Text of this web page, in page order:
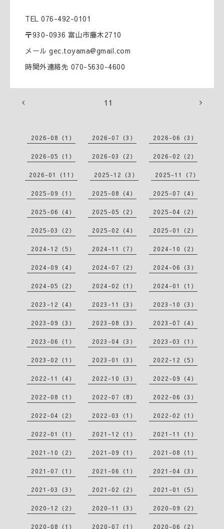
TEL 076-492-0101
〒930-0936 富山市藤木2710
メール gec.toyama@gmail.com
時間外連絡先 070-5630-4600
11
2026-08（1） 2026-07（3） 2026-06（3）
2026-05（1） 2026-03（2） 2026-02（2）
2026-01（11） 2025-12（3） 2025-11（7）
2025-09（1） 2025-08（4） 2025-07（4）
2025-06（4） 2025-05（2） 2025-04（2）
2025-03（2） 2025-02（4） 2025-01（2）
2024-12（5） 2024-11（7） 2024-10（2）
2024-09（4） 2024-07（2） 2024-06（3）
2024-05（2） 2024-02（1） 2024-01（1）
2023-12（4） 2023-11（3） 2023-10（3）
2023-09（3） 2023-08（3） 2023-07（4）
2023-06（1） 2023-04（3） 2023-03（1）
2023-02（1） 2023-01（3） 2022-12（5）
2022-11（4） 2022-10（3） 2022-09（4）
2022-08（1） 2022-07（8） 2022-06（3）
2022-04（2） 2022-03（1） 2022-02（1）
2022-01（1） 2021-12（1） 2021-11（1）
2021-10（2） 2021-09（1） 2021-08（1）
2021-07（1） 2021-06（1） 2021-04（3）
2021-03（3） 2021-02（2） 2021-01（5）
2020-12（2） 2020-11（3） 2020-09（2）
2020-08（1） 2020-07（1） 2020-06（2）